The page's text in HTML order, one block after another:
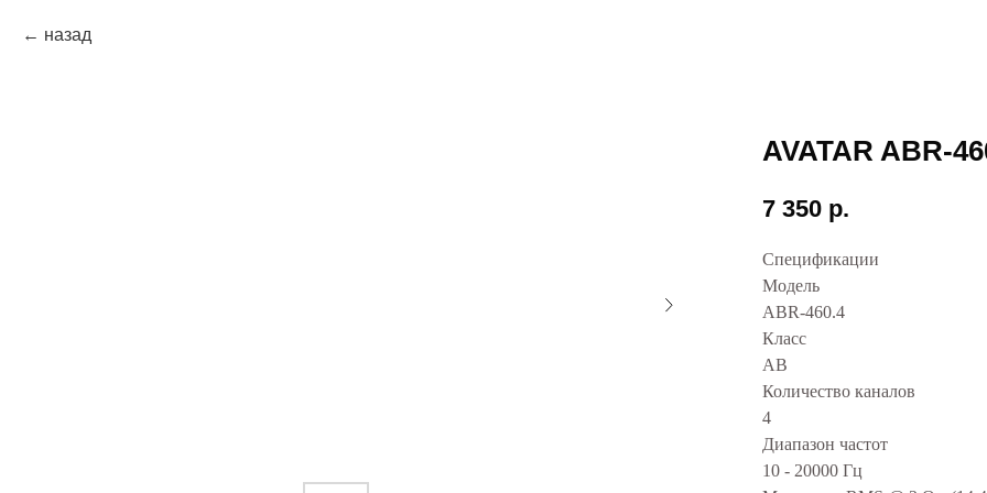
назад
AVATAR ABR-
7 350 р.
Спецификации
Модель
ABR-460.4
Класс
AB
Количество каналов
4
Диапазон частот
10 - 20000 Гц